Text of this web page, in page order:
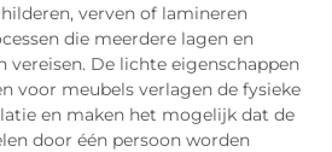
verven of lamineren
die meerdere lagen en
De lichte eigenschappen
voor meubels verlagen de fysieke
en maken het mogelijk dat de
door één persoon worden